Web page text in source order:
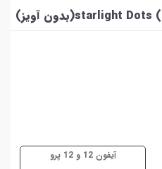
آیفون 12 و 12 پرو